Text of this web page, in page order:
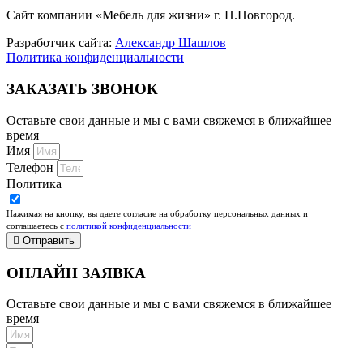
Сайт компании «Мебель для жизни» г. Н.Новгород.
Разработчик сайта: Александр Шашлов
Политика конфиденциальности
ЗАКАЗАТЬ ЗВОНОК
Оставьте свои данные и мы с вами свяжемся в ближайшее
время
Имя
Телефон
Политика
Нажимая на кнопку, вы даете согласие на обработку персональных данных и
соглашаетесь c политикой конфиденциальности
Отправить
ОНЛАЙН ЗАЯВКА
Оставьте свои данные и мы с вами свяжемся в ближайшее
время